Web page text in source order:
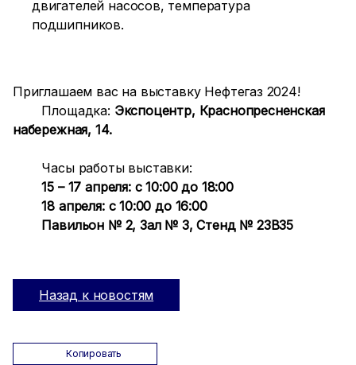
двигателей насосов, температура
подшипников.
Приглашаем вас на выставку Нефтегаз 2024!
Площадка: Экспоцентр, Краснопресненская
набережная, 14.
Часы работы выставки:
15 – 17 апреля: с 10:00 до 18:00
18 апреля: с 10:00 до 16:00
Павильон № 2, Зал № 3, Стенд № 23В35
Назад к новостям
Копировать